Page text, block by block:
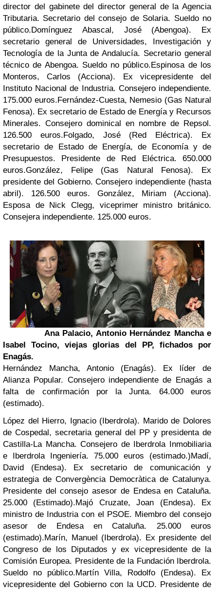
director del gabinete del director general de la Agencia
Tributaria. Secretario del consejo de Solaria. Sueldo no
público.Domínguez Abascal, José (Abengoa). Ex
secretario general de Universidades, Investigación y
Tecnología de la Junta de Andalucía. Secretario general
técnico de Abengoa. Sueldo no público.Espinosa de los
Monteros, Carlos (Acciona). Ex vicepresidente del
Instituto Nacional de Industria. Consejero independiente.
175.000 euros.Fernández-Cuesta, Nemesio (Gas Natural
Fenosa). Ex secretario de Estado de Energía y Recursos
Minerales. Consejero dominical en nombre de Repsol.
126.500 euros.Folgado, José (Red Eléctrica). Ex
secretario de Estado de Energía, de Economía y de
Presupuestos. Presidente de Red Eléctrica. 650.000
euros.González, Felipe (Gas Natural Fenosa). Ex
presidente del Gobierno. Consejero independiente (hasta
abril). 126.500 euros.
González, Miriam (Acciona).
Esposa de Nick Clegg, viceprimer ministro británico.
Consejera independiente. 125.000 euros.
Ana Palacio, Antonio Hernández Mancha e
Isabel Tocino, viejas glorias del PP, fichados por
Enagás.
Hernández Mancha, Antonio (Enagás). Ex líder de
Alianza Popular. Consejero independiente de Enagás a
falta de confirmación por la Junta. 64.000 euros
(estimado).
López del Hierro, Ignacio (Iberdrola). Marido de Dolores
de Cospedal, secretaria general del PP y presidenta de
Castilla-La Mancha. Consejero de Iberdrola Inmobiliaria
e Iberdrola Ingeniería. 75.000 euros (estimado.)Madí,
David (Endesa). Ex secretario de comunicación y
estrategia de Convergència Democràtica de Catalunya.
Presidente del consejo asesor de Endesa en Cataluña.
25.000 (Estimado).Majó Cruzate, Joan (Endesa). Ex
ministro de Industria con el PSOE. Miembro del consejo
asesor de Endesa en Cataluña. 25.000 euros
(estimado).Marín, Manuel (Iberdrola). Ex presidente del
Congreso de los Diputados y ex vicepresidente de la
Comisión Europea. Presidente de la Fundación Iberdrola.
Sueldo no público.Martín Villa, Rodolfo (Endesa). Ex
vicepresidente del Gobierno con la UCD. Presidente de